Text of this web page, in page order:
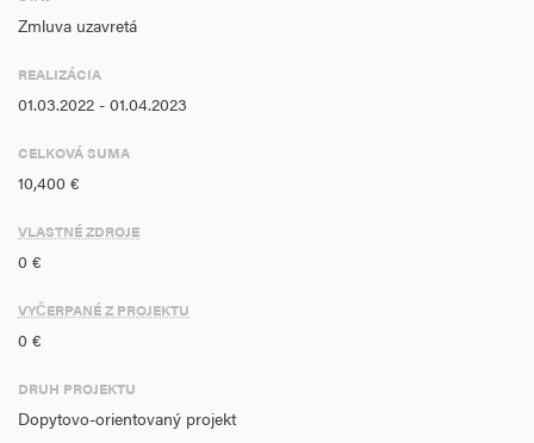
Zmluva uzavretá
REALIZÁCIA
01.03.2022 - 01.04.2023
CELKOVÁ SUMA
10,400 €
VLASTNÉ ZDROJE
0 €
VYČERPANÉ Z PROJEKTU
0 €
DRUH PROJEKTU
Dopytovo-orientovaný projekt